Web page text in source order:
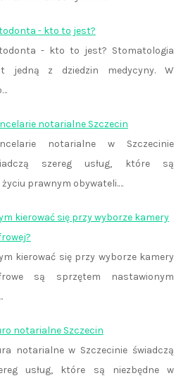
- kto to jest?
- kto to jest? Stomatologia
jedną z dziedzin medycyny. W
notarialne Szczecin
notarialne w Szczecinie
szereg usług, które są
prawnym obywateli.…
kierować się przy wyborze kamery
kierować się przy wyborze kamery
są sprzętem nastawionym
notarialne Szczecin
notarialne w Szczecinie świadczą
usług, które są niezbędne w